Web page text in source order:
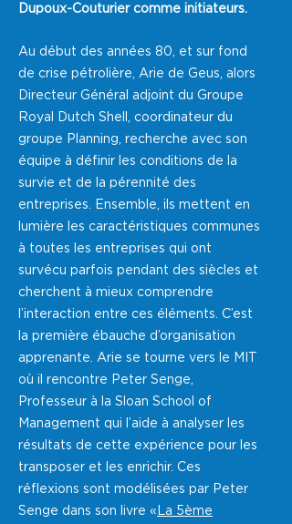
Dupoux-Couturier comme initiateurs.
Au début des années 80, et sur fond
de crise pétrolière, Arie de Geus, alors
Directeur Général adjoint du Groupe
Royal Dutch Shell, coordinateur du
groupe Planning, recherche avec son
équipe à définir les conditions de la
survie et de la pérennité des
entreprises. Ensemble, ils mettent en
lumière les caractéristiques communes
à toutes les entreprises qui ont
survécu parfois pendant des siècles et
cherchent à mieux comprendre
l’interaction entre ces éléments. C’est
la première ébauche d’organisation
apprenante. Arie se tourne vers le MIT
où il rencontre Peter Senge,
Professeur à la Sloan School of
Management qui l’aide à analyser les
résultats de cette expérience pour les
transposer et les enrichir. Ces
réflexions sont modélisées par Peter
Senge dans son livre « La 5ème